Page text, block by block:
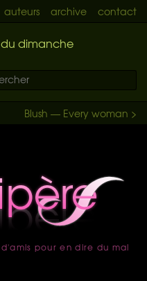
auteurs archive contact
dimanche
Blush — Every woman >
pour en dire du mal